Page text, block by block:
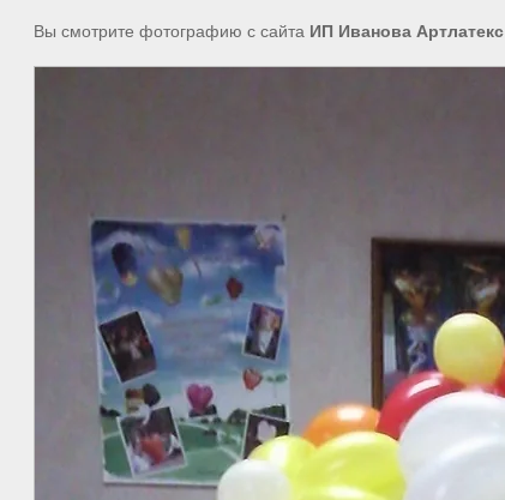
Вы смотрите фотографию с сайта ИП Иванова Артлатекс